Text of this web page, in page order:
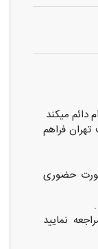
دائم میکند
فراهم
حضوری
نمایید